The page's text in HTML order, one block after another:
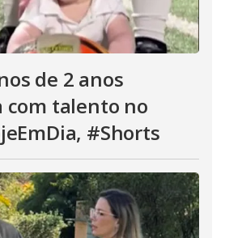
de 2 anos
com talento no
#Shorts